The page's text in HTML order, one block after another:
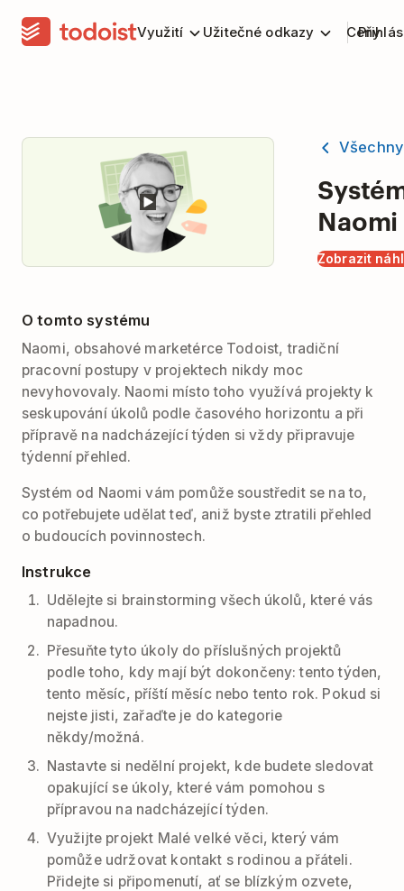
Využití Užitečné odkazy Ceny
Naomi
Zobrazit
O tomto systému
Naomi, obsahové marketérce Todoist, tradiční
pracovní postupy v projektech nikdy moc
nevyhovovaly. Naomi místo toho využívá projekty k
seskupování úkolů podle časového horizontu a při
přípravě na nadcházející týden si vždy připravuje
týdenní přehled.
Systém od Naomi vám pomůže soustředit se na to,
co potřebujete udělat teď, aniž byste ztratili přehled
o budoucích povinnostech.
Instrukce
Udělejte si brainstorming všech úkolů, které vás
napadnou.
Přesuňte tyto úkoly do příslušných projektů
podle toho, kdy mají být dokončeny: tento týden,
tento měsíc, příští měsíc nebo tento rok. Pokud si
nejste jisti, zařaďte je do kategorie
někdy/možná.
Nastavte si nedělní projekt, kde budete sledovat
opakující se úkoly, které vám pomohou s
přípravou na nadcházející týden.
Využijte projekt Malé velké věci, který vám
pomůže udržovat kontakt s rodinou a přáteli.
Přidejte si připomenutí, ať se blízkým ozvete,